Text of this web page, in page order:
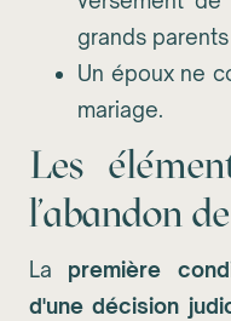
grands parents
Un époux ne
mariage.
Les
l'abandon
La première
d'une décision